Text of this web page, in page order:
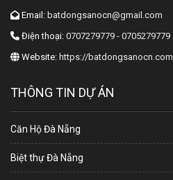
Email: batdongsanocn@gmail.com
Điện thoại: 0707279779 - 0705279779
Website: https://batdongsanocn.com
THÔNG TIN DỰ ÁN
Căn Hộ Đà Nẵng
Biệt thự Đà Nẵng